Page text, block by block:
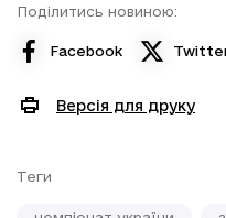
Поділитись новиною:
Facebook
Версія для друку
Теги